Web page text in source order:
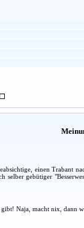
einen Trabant
selber gebütiger
gibt! Naja, macht nix,